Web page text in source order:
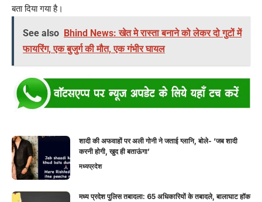
बता दिया गया है।
See also Bhind News: खेत मे रास्ता बनाने को लेकर दो गुटों में
फायरिंग, एक बुजुर्ग की मौत, एक गंभीर घायल
शादी की अफवाहों पर अली गोनी ने जताई ग्लानि, बोले- ‘जब शादी
करनी होगी, खुद ही बताऊंगा’
मध्यप्रदेश
मध्य प्रदेश पुलिस तबादला: 65 अधिकारियों के तबादले, बालाघाट हॉक